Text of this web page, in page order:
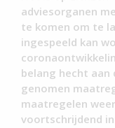
adviesorganen
te komen om te
ingespeeld kan
belang hecht aan
genomen
maatregelen
voortschrijdend